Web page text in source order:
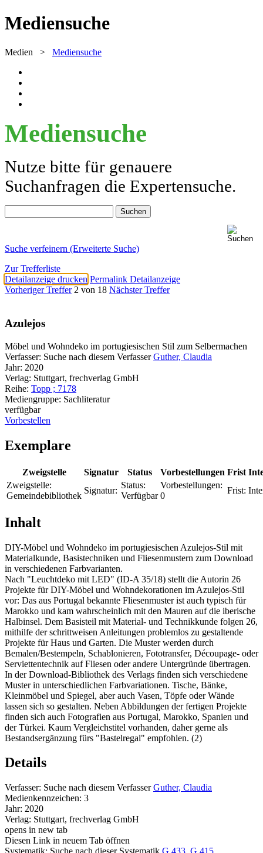
Mediensuche
Medien > Mediensuche
Mediensuche
Nutze bitte für genauere
Suchanfragen die Expertensuche.
Suche verfeinern (Erweiterte Suche)
Zur Trefferliste
Detailanzeige drucken Permalink Detailanzeige
Vorheriger Treffer 2 von 18 Nächster Treffer
Azulejos
Möbel und Wohndeko im portugiesischen Stil zum Selbermachen
Verfasser: Suche nach diesem Verfasser Guther, Claudia
Jahr: 2020
Verlag: Stuttgart, frechverlag GmbH
Reihe: Topp ; 7178
Mediengruppe: Sachliteratur
verfügbar
Vorbestellen
Exemplare
Zweigstelle Signatur Status Vorbestellungen Frist
Zweigstelle:
Gemeindebibliothek
Signatur:
Status:
Verfügbar
Vorbestellungen:
0
Frist:
Inhalt
DIY-Möbel und Wohndeko im portugiesischen Azulejos-Stil mit
Materialkunde, Basistechniken und Fliesenmustern zum Download
in verschiedenen Farbvarianten.
Nach "Leuchtdeko mit LED" (ID-A 35/18) stellt die Autorin 26
Projekte für DIY-Möbel und Wohndekorationen im Azulejos-Stil
vor: Das aus Portugal bekannte Fliesenmuster ist auch typisch für
Marokko und kam wahrscheinlich mit den Mauren auf die iberische
Halbinsel. Dem Basisteil mit Material- und Technikkunde folgen 26,
mithilfe der schrittweisen Anleitungen problemlos zu gestaltende
Projekte für Haus und Garten. Die Muster werden durch
Bemalen/Bestempeln, Schablonieren, Fototransfer, Découpage- oder
Serviettentechnik auf Fliesen oder andere Untergründe übertragen.
In der Download-Bibliothek des Verlags finden sich verschiedene
Muster in unterschiedlichen Farbvariationen. Tische, Bänke,
Kleinmöbel und Spiegel, aber auch Vasen, Töpfe oder Wände
lassen sich so gestalten. Neben Abbildungen der fertigen Projekte
finden sich auch Fotografien aus Portugal, Marokko, Spanien und
der Türkei. Kaum Vergleichstitel vorhanden, daher gerne als
Bestandsergänzung fürs "Bastelregal" empfohlen. (2)
Details
Verfasser: Suche nach diesem Verfasser Guther, Claudia
Medienkennzeichen: 3
Jahr: 2020
Verlag: Stuttgart, frechverlag GmbH
opens in new tab
Diesen Link in neuem Tab öffnen